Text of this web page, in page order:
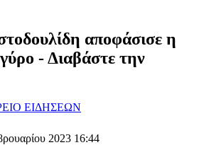
αποφάσισε η
- Διαβάστε την
ΕΙΔΗΣΕΩΝ
2023 16:44